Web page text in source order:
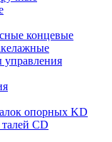
концевые
управления
опорных KD
CD